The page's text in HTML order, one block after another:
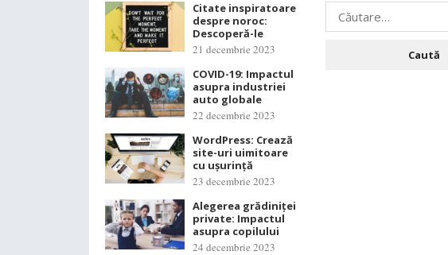
Citate inspiratoare
despre noroc:
Descoperă-le
21 decembrie 2023
COVID-19: Impactul
asupra industriei
auto globale
22 decembrie 2023
WordPress: Crează
site-uri uimitoare
cu ușurință
23 decembrie 2023
Alegerea grădiniței
private: Impactul
asupra copilului
24 decembrie 2023
Caută
după: